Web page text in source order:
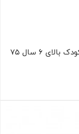
خمیر دندان پاستا دل کاپیتانو مدل Junior کودک بالای ۶ سال ۷۵